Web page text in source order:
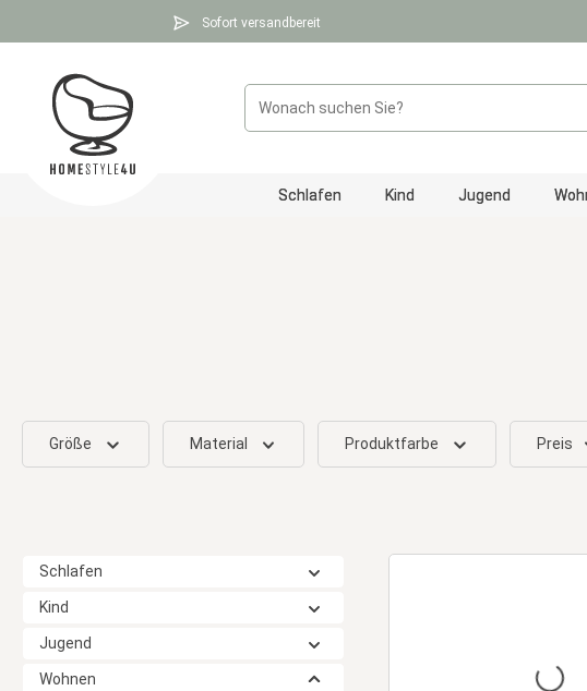
Zur Hauptnavigation springenSofort versandbereit
Schlafen Kind Jugend
Größe Material Produktfarbe Preis
Schlafen
Kind
Jugend
Wohnen